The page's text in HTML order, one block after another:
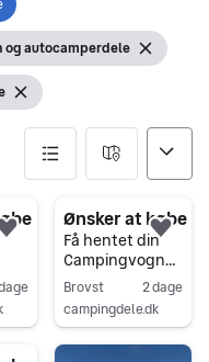
og autocamperdele Fjern
Fjern filter
for
Føj til favoritter.
Ønsker at købe
Få hentet din
Campingvogn
uanset standen,
skrot din
campingvogn
Brovst
2 dage
campingdele.dk
Gå til annoncen